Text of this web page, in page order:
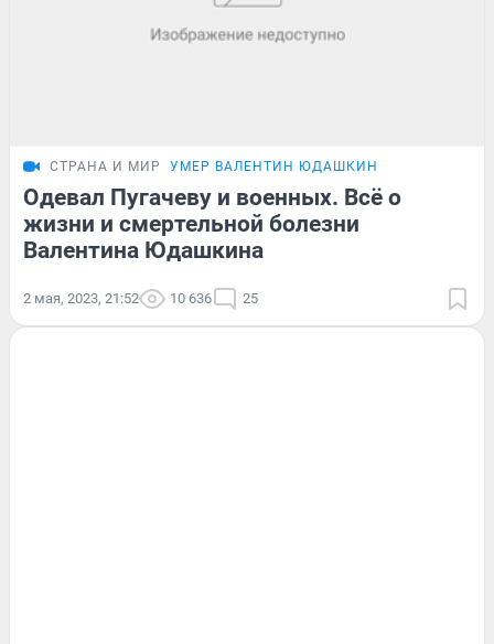
СТРАНА И МИР УМЕР ВАЛЕНТИН ЮДАШКИН
Одевал Пугачеву и военных. Всё о
жизни и смертельной болезни
Валентина Юдашкина
2 мая, 2023, 21:52 10 636 25